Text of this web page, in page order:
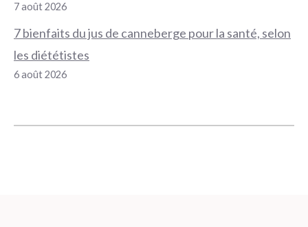
7 août 2026
7 bienfaits du jus de canneberge pour la santé, selon
les diététistes
6 août 2026